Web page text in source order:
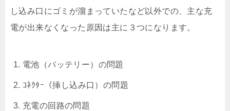
し込み口にゴミが溜まっていたなど以外での、主な充
電が出来なくなった原因は主に３つになります。
電池（バッテリー）の問題
ｺﾈｸﾀｰ（挿し込み口）の問題
充電の回路の問題